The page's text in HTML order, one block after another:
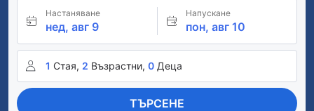
Настаняване
нед, авг 9
Напускане
пон, авг 10
1 Стая, 2 Възрастни, 0 Деца
ТЪРСЕНЕ